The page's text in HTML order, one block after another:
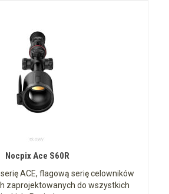
Nocpix Ace S60R
ACE, flagową serię celowników
zaprojektowanych do wszystkich